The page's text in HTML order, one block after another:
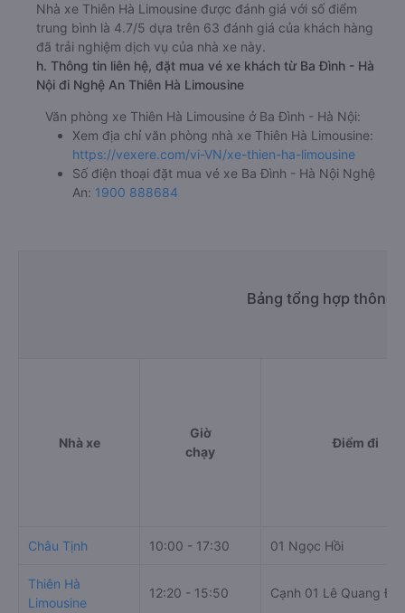
Nhà xe Thiên Hà Limousine được đánh giá với số điểm
trung bình là 4.7/5 dựa trên 63 đánh giá của khách hàng
đã trải nghiệm dịch vụ của nhà xe này.
h. Thông tin liên hệ, đặt mua vé xe khách từ Ba Đình - Hà
Nội đi Nghệ An Thiên Hà Limousine
Văn phòng xe Thiên Hà Limousine ở Ba Đình - Hà Nội:
Xem địa chỉ văn phòng nhà xe Thiên Hà Limousine:
https://vexere.com/vi-VN/xe-thien-ha-limousine
Số điện thoại đặt mua vé xe Ba Đình - Hà Nội Nghệ
An: 1900 888684
Bảng tổng hợp thông
Nhà xe
Giờ
chạy
Điểm đi
Châu Tịnh 10:00 - 17:30 01 Ngọc Hồi
Thiên Hà
Limousine
12:20 - 15:50 Cạnh 01 Lê Quang